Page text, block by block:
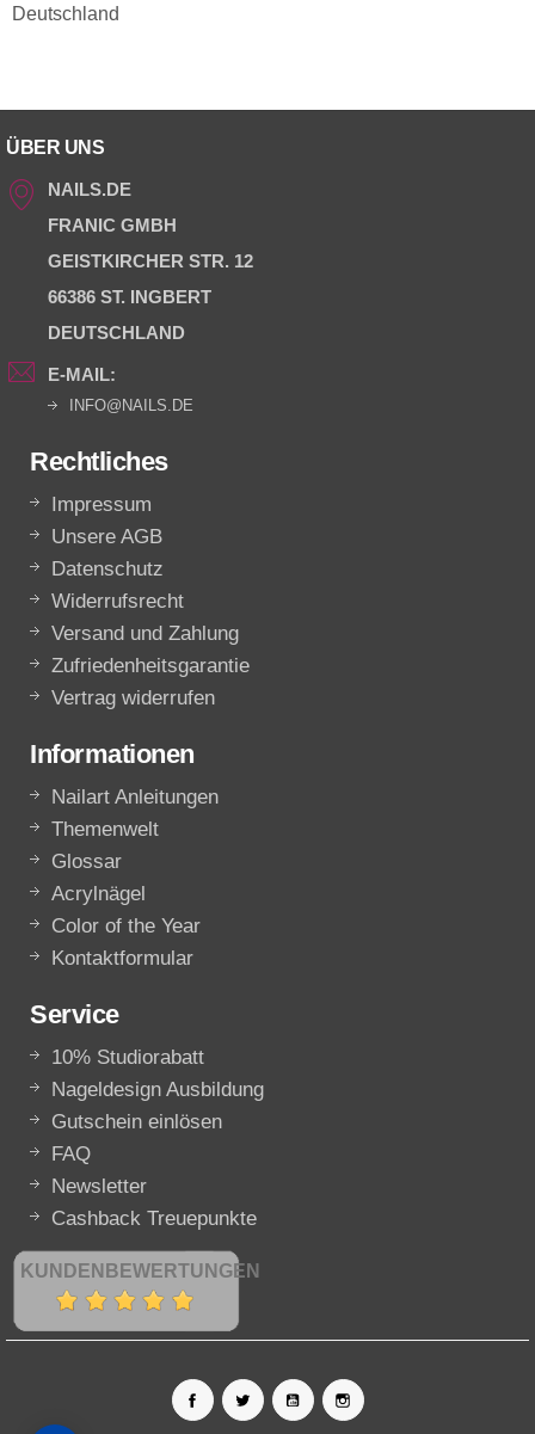
Deutschland
ÜBER UNS
NAILS.DE
FRANIC GMBH
GEISTKIRCHER STR. 12
66386 ST. INGBERT
DEUTSCHLAND
E-MAIL:
INFO@NAILS.DE
Rechtliches
Impressum
Unsere AGB
Datenschutz
Widerrufsrecht
Versand und Zahlung
Zufriedenheitsgarantie
Vertrag widerrufen
Informationen
Nailart Anleitungen
Themenwelt
Glossar
Acrylnägel
Color of the Year
Kontaktformular
Service
10% Studiorabatt
Nageldesign Ausbildung
Gutschein einlösen
FAQ
Newsletter
Cashback Treuepunkte
KUNDENBEWERTUNGEN